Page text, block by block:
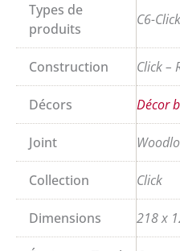
Types de
produits
C6-
Construction Click –
Décors Décor
Joint
Collection Click
Dimensions 218 x